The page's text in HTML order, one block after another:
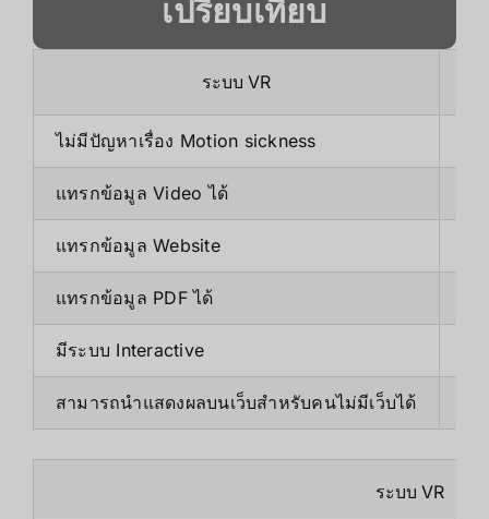
เปรียบเทียบ
ระบบ VR
ไม่มีปัญหาเรื่อง Motion sickness
แทรกข้อมูล Video ได้
แทรกข้อมูล Website
แทรกข้อมูล PDF ได้
มีระบบ Interactive
สามารถนำแสดงผลบนเว็บสำหรับคนไม่มีเว็บได้
ระบบ VR